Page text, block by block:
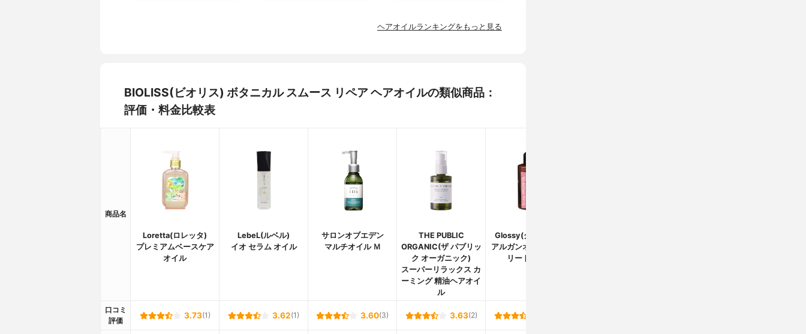
ヘアオイルランキングをもっと見る
BIOLISS(ビオリス) ボタニカル スムース リペア ヘアオイルの類似商品：
評価・料金比較表
商品名
Loretta(ロレッタ)
プレミアムベースケア
オイル
LebeL(ルベル)
イオ セラム オイル
サロンオブエデン
マルチオイル Ｍ
THE PUBLIC
ORGANIC(ザ パブリッ
ク オーガニック)
スーパーリラックス カ
ーミング 精油ヘアオイ
ル
Glossy(グラッシー)
アルガンオイルヘアト
リートメント
口コミ
評価
3.73(1) 3.62(1) 3.60(3) 3.63(2)